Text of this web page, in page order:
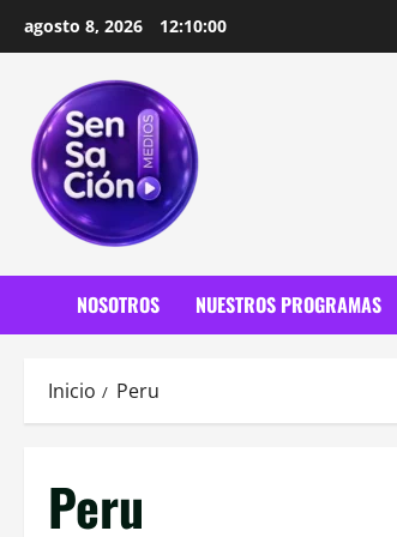
agosto 8, 2026 12:10:02
NOSOTROS NUESTROS PROGRAMAS
Inicio Peru
Peru